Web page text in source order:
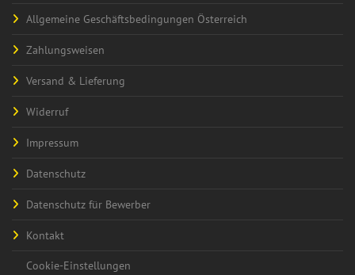
Allgemeine Geschäftsbedingungen Österreich
Zahlungsweisen
Versand & Lieferung
Widerruf
Impressum
Datenschutz
Datenschutz für Bewerber
Kontakt
Cookie-Einstellungen